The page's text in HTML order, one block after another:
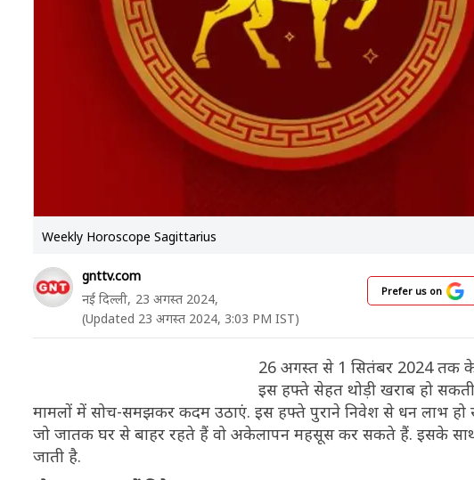
Weekly Horoscope Sagittarius
gnttv.com
नई दिल्ली, 23 अगस्त 2024,
(Updated 23 अगस्त 2024, 3:03 PM IST)
Prefer us on
26 अगस्त से 1 सितंबर 2024 तक
इस हफ्ते सेहत थोड़ी खराब हो
मामलों में सोच-समझकर कदम उठाएं. इस हफ्ते पुराने निवेश से धन लाभ हो
जो जातक घर से बाहर रहते हैं वो अकेलापन महसूस कर सकते हैं. इसके
जाती है.